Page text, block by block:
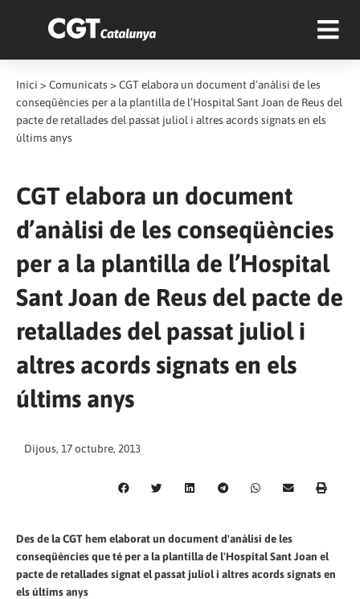
Inici > Comunicats > CGT elabora un document d’anàlisi de les
conseqüències per a la plantilla de l’Hospital Sant Joan de Reus del
pacte de retallades del passat juliol i altres acords signats en els
últims anys
CGT elabora un document
d’anàlisi de les conseqüències
per a la plantilla de l’Hospital
Sant Joan de Reus del pacte de
retallades del passat juliol i
altres acords signats en els
últims anys
Dijous, 17 octubre, 2013
Des de la CGT hem elaborat un document d'anàlisi de les
conseqüències que té per a la plantilla de l'Hospital Sant Joan el
pacte de retallades signat el passat juliol i altres acords signats en
els últims anys